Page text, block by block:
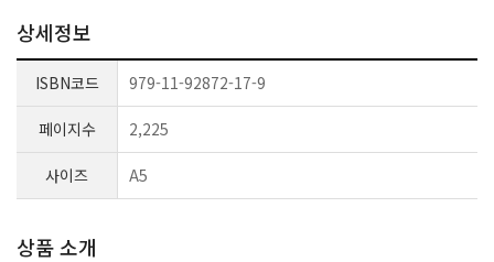
상세정보
ISBN코드 979-11-92872-17-9
페이지수 2,225
사이즈 A5
상품 소개